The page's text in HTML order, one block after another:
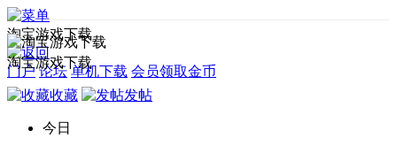
淘宝游戏下载
门户 论坛 单机下载 会员领取金币
淘宝游戏下载
收藏 发帖
今日